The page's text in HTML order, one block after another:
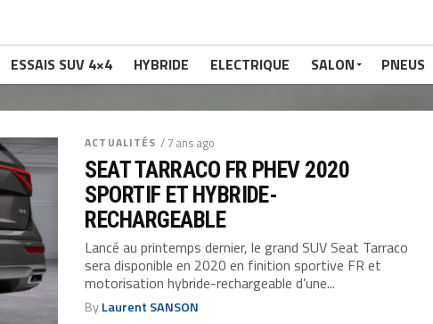
ESSAIS SUV 4×4 HYBRIDE ELECTRIQUE SALON PNEUS
ACTUALITÉS / 7 ans ago
SEAT TARRACO FR PHEV 2020
SPORTIF ET HYBRIDE-
RECHARGEABLE
Lancé au printemps dernier, le grand SUV Seat Tarraco
sera disponible en 2020 en finition sportive FR et
motorisation hybride-rechargeable d’une...
ByLaurent SANSON